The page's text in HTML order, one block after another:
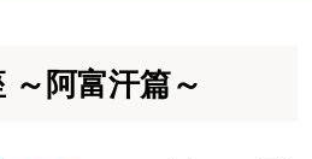
～阿富汗篇～